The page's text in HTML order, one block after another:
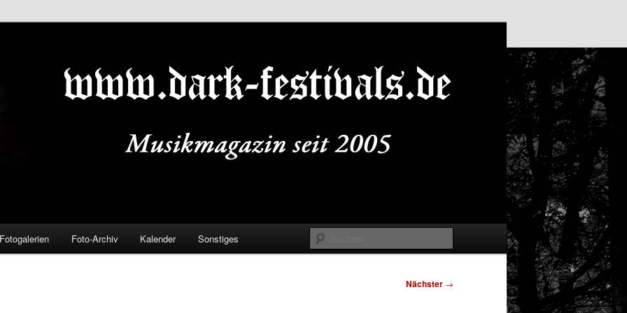
Fotogalerien Foto-Archiv Kalender Sonstiges
Nächster →